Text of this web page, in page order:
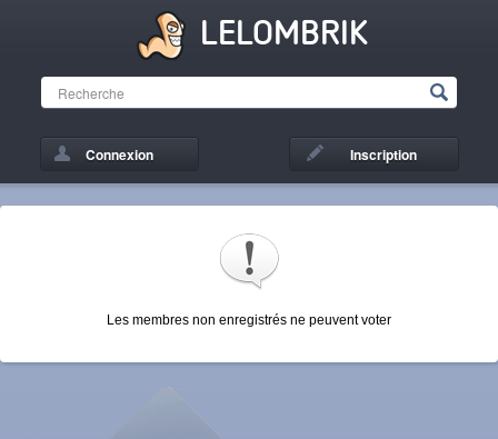
LELOMBRIK
Connexion Inscription
Les membres non enregistrés ne peuvent voter